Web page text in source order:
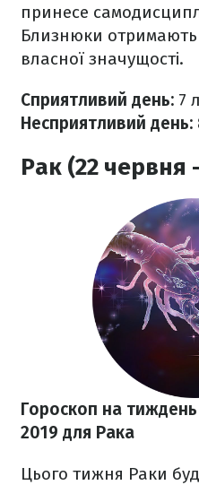
принесе
Близнюки отримають
власної значущості.
Сприятливий день: 7
Несприятливий день:
Рак (22 червня
Гороскоп на
2019 для Рака
Цього тижня Раки